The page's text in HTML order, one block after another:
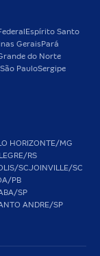
Espírito Santo
Gerais Pará
do Norte
São PauloSergipe
HORIZONTE/MG
RS
SCJOINVILLE/SC
PB
SP
ANDRE/SP